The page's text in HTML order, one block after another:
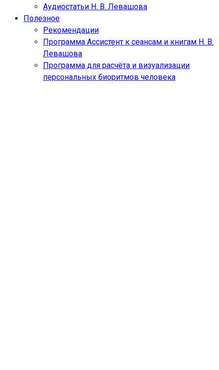
Аудиостатьи Н. В. Левашова
Полезное
Рекомендации
Программа Ассистент к сеансам и книгам Н. В.
Левашова
Программа для расчёта и визуализации
персональных биоритмов человека